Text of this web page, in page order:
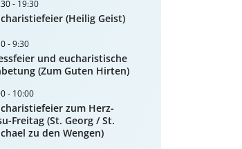
- 19:30
(Heilig Geist)
-9:30
und eucharistische
(Zum Guten Hirten)
- 10:00
zum Herz-
Freitag (St. Georg / St.
zu den Wengen)